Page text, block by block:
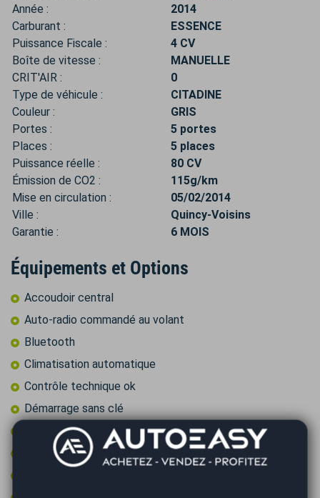
Année :
2014
Carburant :
ESSENCE
Puissance Fiscale :
4 CV
Boîte de vitesse :
MANUELLE
CRIT'AIR :
0
Type de véhicule :
CITADINE
Couleur :
GRIS
Portes :
5 portes
Places :
5 places
Puissance réelle :
80 CV
Émission de CO2 :
115g/km
Mise en circulation :
05/02/2014
Ville :
Quincy-Voisins
Garantie :
6 MOIS
Équipements et Options
Accoudoir central
Auto-radio commandé au volant
Bluetooth
Climatisation automatique
Contrôle technique ok
Démarrage sans clé
Fixations ISOFIX
GPS couleur